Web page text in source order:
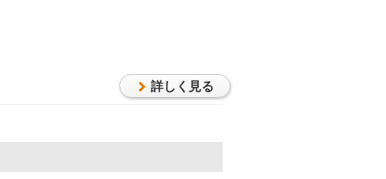
詳しく見る